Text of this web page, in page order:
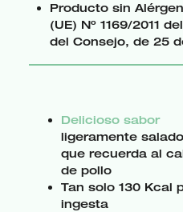
Producto sin
(UE) Nº 1169/2011
del Consejo, de 25
Delicioso sabor
ligeramente salado
que recuerda al
de pollo
Tan solo 130 Kcal
ingesta